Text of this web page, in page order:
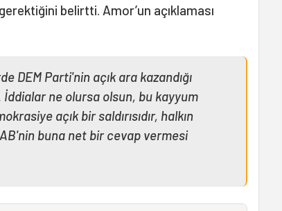
belirtti. Amor’un açıklaması
DEM Parti'nin açık ara kazandığı
ne olursa olsun, bu kayyum
açık bir saldırısıdır, halkın
buna net bir cevap vermesi